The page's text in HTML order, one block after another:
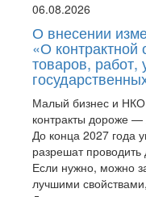
06.08.2026
О внесении
«О контрактной
товаров, работ,
Малый бизнес и НКО
контракты дороже
До конца 2027 года
разрешат
Если нужно, можно
лучшими